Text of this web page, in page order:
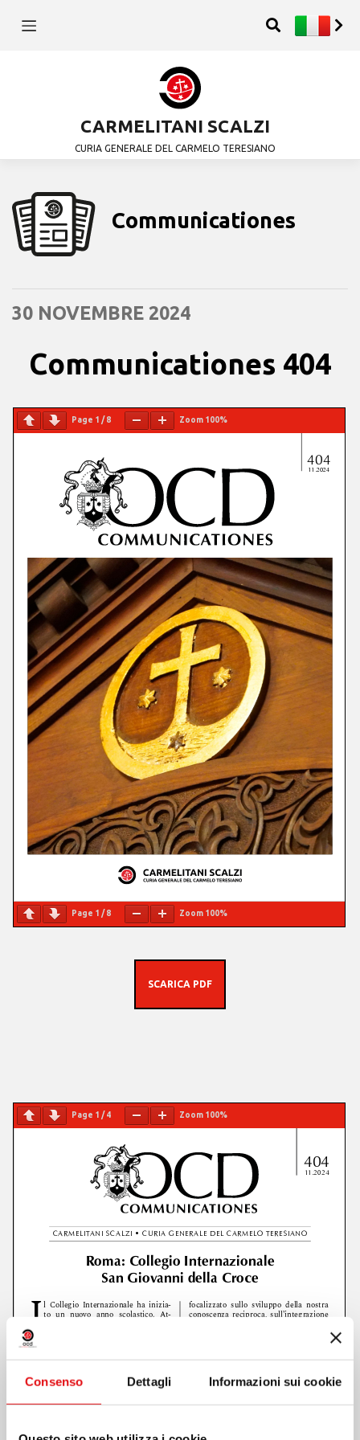
Consenso Dettagli Informazioni sui cookie
CARMELITANI SCALZI
CURIA GENERALE DEL CARMELO TERESIANO
Communicationes
30 NOVEMBRE 2024
Communicationes 404
Page 1 /8 Zoom 100%
Page 1 /8 Zoom 100%
SCARICA PDF
Page 1 /4 Zoom 100%